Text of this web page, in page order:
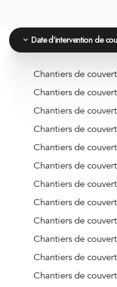
Date d'intervention de
Chantiers de
Chantiers de
Chantiers de
Chantiers de
Chantiers de
Chantiers de
Chantiers de
Chantiers de
Chantiers de
Chantiers de
Chantiers de
Chantiers de